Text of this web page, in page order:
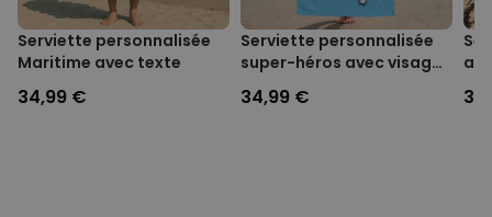
Serviette personnalisée
Maritime avec texte
34,99 €
Serviette personnalisée
super-héros avec visage
Cartoon
34,99 €
COMMERCIALISATION